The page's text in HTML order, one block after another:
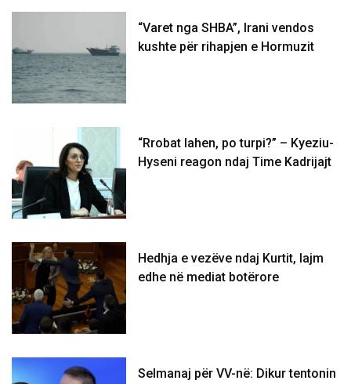
“Varet nga SHBA”, Irani vendos
kushte për rihapjen e Hormuzit
“Rrobat lahen, po turpi?” – Kyeziu-
Hyseni reagon ndaj Time Kadrijajt
Hedhja e vezëve ndaj Kurtit, lajm
edhe në mediat botërore
Selmanaj për VV-në: Dikur tentonin